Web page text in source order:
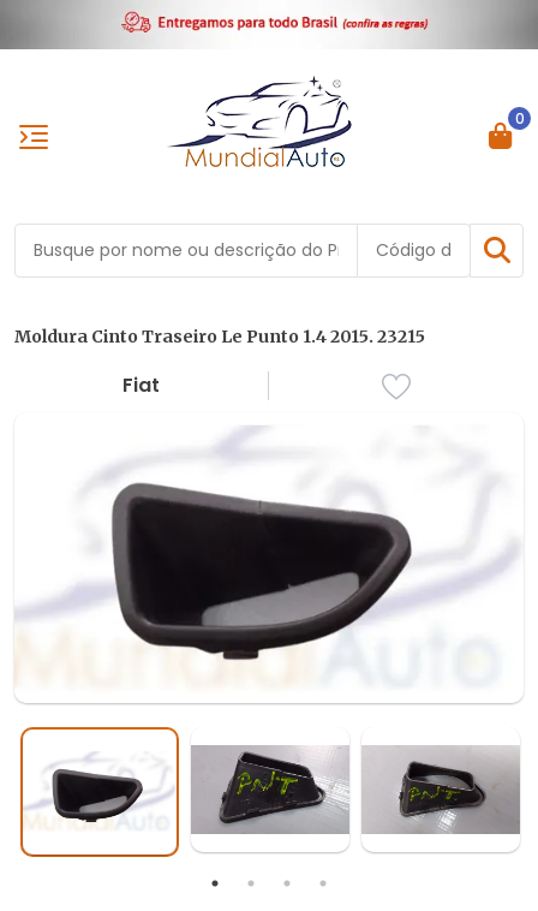
0
Moldura Cinto Traseiro Le Punto 1.4 2015. 23215
Fiat